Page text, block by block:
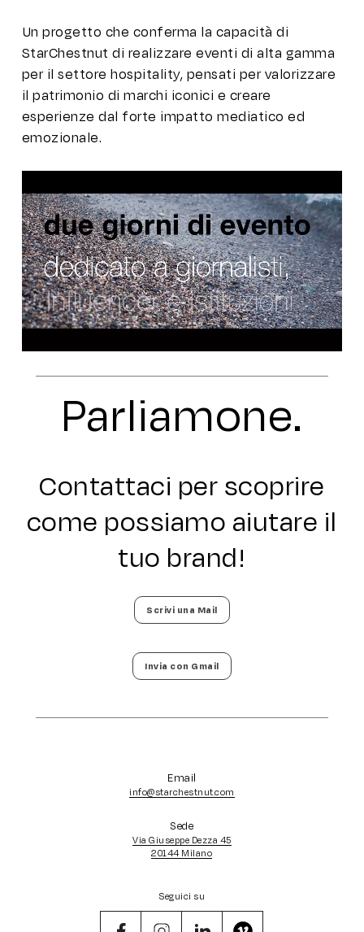
Un progetto che conferma la capacità di
StarChestnut di realizzare eventi di alta gamma
per il settore hospitality, pensati per valorizzare
il patrimonio di marchi iconici e creare
esperienze dal forte impatto mediatico ed
emozionale.
Parliamone.
Contattaci per scoprire
come possiamo aiutare il
tuo brand!
Scrivi una Mail
Invia con Gmail
Email
info@starchestnut.com
Sede
Via Giuseppe Dezza 45
20144 Milano
Seguici su